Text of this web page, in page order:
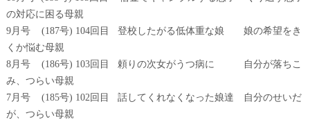
の対応に困る母親
9月号 (187号) 104回目 登校したがる低体重な娘 娘の希望をき
くか悩む母親
8月号 (186号) 103回目 頼りの次女がうつ病に 自分が落ちこ
み、つらい母親
7月号 (185号) 102回目 話してくれなくなった娘達 自分のせいだ
が、つらい母親